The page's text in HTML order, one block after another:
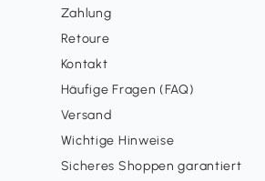
Zahlung
Retoure
Kontakt
Häufige Fragen (FAQ)
Versand
Wichtige Hinweise
Sicheres Shoppen garantiert